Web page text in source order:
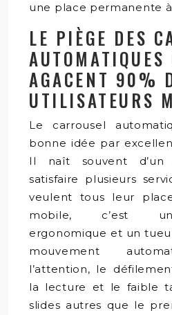
une place permanente à
LE PIÈGE DES
AUTOMATIQUES
AGACENT 90%
UTILISATEURS
Le carrousel
bonne idée par
Il naît souvent d’un
satisfaire plusieurs
veulent tous leur
mobile, c’est
ergonomique et un
mouvement
l’attention, le
la lecture et le faible
slides autres que le